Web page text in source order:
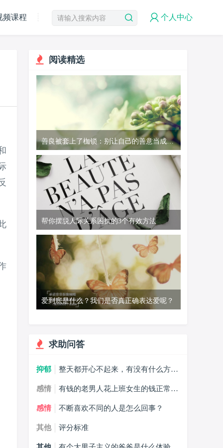
频课程 个人中心
阅读精选
善良被套上了枷锁：别让自己的善意当成别
人的理所应当
帮你摆脱人际关系困扰的3个有效方法
爱到底是什么？我们是否真正确表达爱呢？
求助问答
抑郁
整天都开心不起来，有没有什么方法
感情
有钱的老男人花上班女生的钱正常
感情
不断喜欢不同的人是怎么回事？
其他 评分标准